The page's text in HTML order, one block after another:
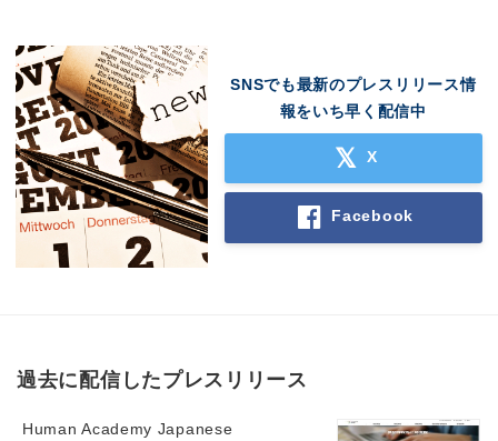
SNSでも最新のプレスリリース情
報をいち早く配信中
X
Facebook
過去に配信したプレスリリース
Human Academy Japanese